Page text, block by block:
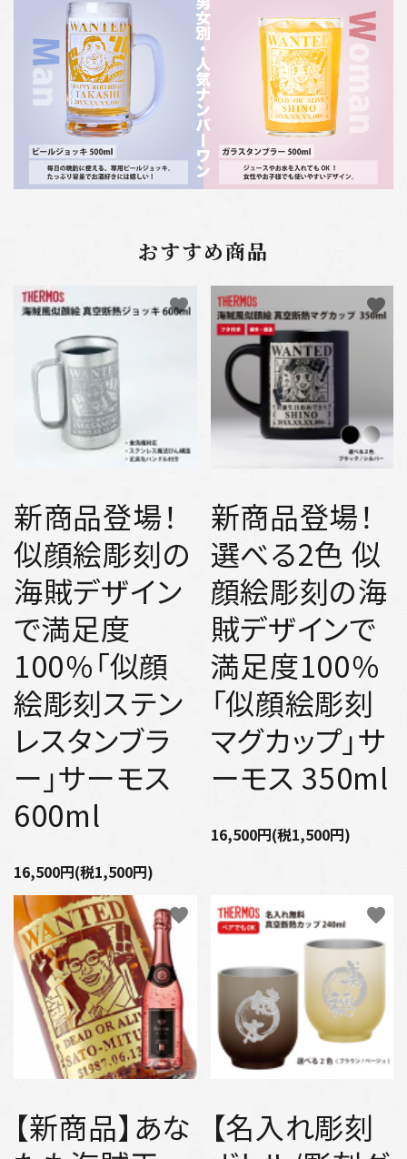
おすすめ商品
新商品登場！
似顔絵彫刻の
海賊デザイン
で満足度
100％「似顔
絵彫刻ステン
レスタンブラ
ー」サーモス
600ml
16,500円(税1,500円)
favorite
新商品登場！
選べる2色 似
顔絵彫刻の海
賊デザインで
満足度100％
「似顔絵彫刻
マグカップ」サ
ーモス 350ml
16,500円(税1,500円)
favorite
【新商品】あな
favorite
【名入れ彫刻
favorite